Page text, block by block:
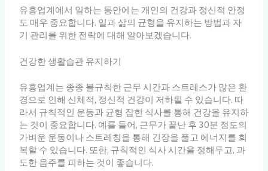
유흥업계에서 일하는 동안에는 개인의 건강과 정신적 안정
도 매우 중요합니다. 일과 삶의 균형을 유지하는 방법과 자
기 관리를 위한 전략에 대해 알아보겠습니다.
건강한 생활습관 유지하기
유흥업계는 종종 불규칙한 근무 시간과 스트레스가 많은 환
경으로 인해 신체적, 정신적 건강이 저하될 수 있습니다. 따
라서 규칙적인 운동과 균형 잡힌 식사를 통해 건강을 유지하
는 것이 중요합니다. 예를 들어, 근무가 끝난 후 30분 정도의
가벼운 운동이나 스트레칭을 통해 긴장을 풀고 에너지를 회
복할 수 있습니다. 또한, 규칙적인 식사 시간을 정해두고, 과
도한 음주를 피하는 것이 좋습니다.